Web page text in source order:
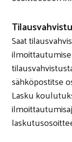
Saat
sähköpostitse
Lasku